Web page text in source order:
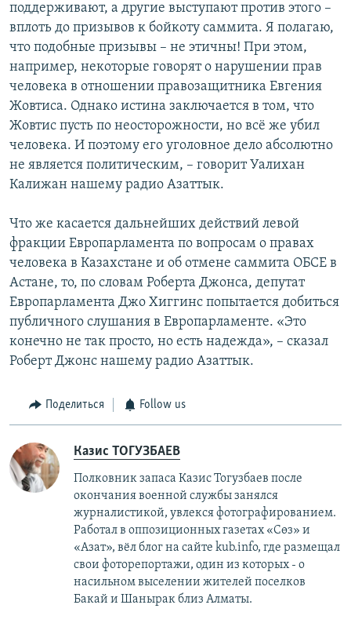
поддерживают, а другие выступают против этого –
вплоть до призывов к бойкоту саммита. Я полагаю,
что подобные призывы – не этичны! При этом,
например, некоторые говорят о нарушении прав
человека в отношении правозащитника Евгения
Жовтиса. Однако истина заключается в том, что
Жовтис пусть по неосторожности, но всё же убил
человека. И поэтому его уголовное дело абсолютно
не является политическим, – говорит Уалихан
Калижан нашему радио Азаттык.
Что же касается дальнейших действий левой
фракции Европарламента по вопросам о правах
человека в Казахстане и об отмене саммита ОБСЕ в
Астане, то, по словам Роберта Джонса, депутат
Европарламента Джо Хиггинс попытается добиться
публичного слушания в Европарламенте. «Это
конечно не так просто, но есть надежда», – сказал
Роберт Джонс нашему радио Азаттык.
Поделиться Follow us
Казис ТОГУЗБАЕВ
Полковник запаса Казис Тогузбаев после
окончания военной службы занялся
журналистикой, увлекся фотографированием.
Работал в оппозиционных газетах «Сөз» и
«Азат», вёл блог на сайте kub.info, где размещал
свои фоторепортажи, один из которых - о
насильном выселении жителей поселков
Бакай и Шанырак близ Алматы.